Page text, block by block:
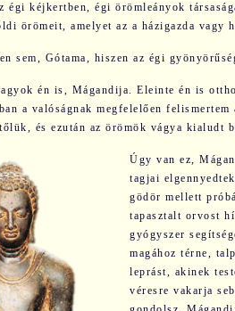
égi kéjkertben, égi örömleányok
örömeit, amelyet az a házigazda vagy
sem, Gótama, hiszen az égi
én is, Mágandija. Eleinte én is
a valóságnak megfelelően
és ezután az örömök vágya kialudt
Úgy van ez,
tagjai
gödör mellett
tapasztalt orvost
gyógyszer
magához térne,
leprást, akinek
véresre vakarja